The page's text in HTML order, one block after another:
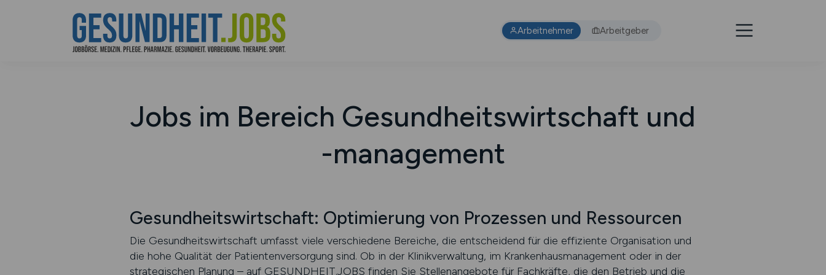
Arbeitnehmer Arbeitgeber
Jobs im Bereich Gesundheitswirtschaft und
-management
Gesundheitswirtschaft: Optimierung von Prozessen und Ressourcen
Die Gesundheitswirtschaft umfasst viele verschiedene Bereiche, die entscheidend für die effiziente Organisation und
die hohe Qualität der Patientenversorgung sind. Ob in der Klinikverwaltung, im Krankenhausmanagement oder in der
strategischen Planung – auf GESUNDHEIT.JOBS finden Sie Stellenangebote für Fachkräfte, die den Betrieb und die